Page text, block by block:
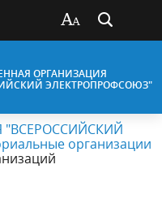
ОРГАНИЗАЦИЯ
ЭЛЕКТРОПРОФСОЮЗ"
организации